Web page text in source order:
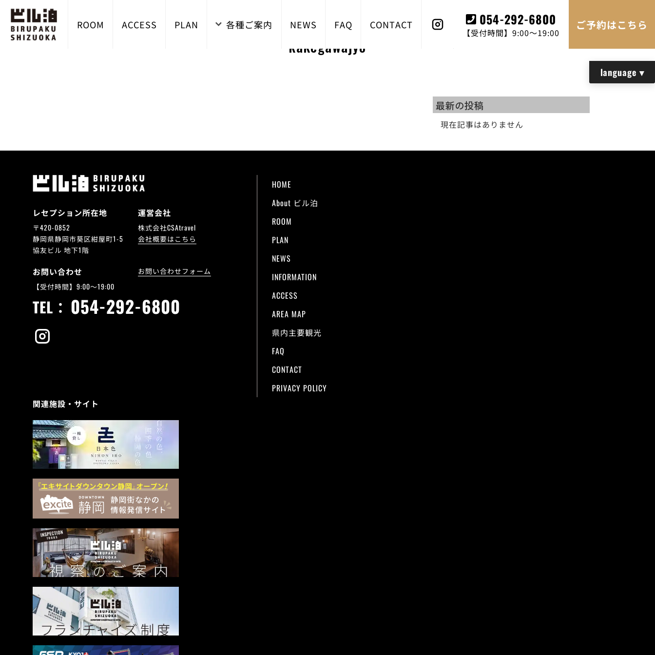
ROOM ACCESS PLAN 各種ご案内 NEWS FAQ CONTACT 054-292-6800
【受付時間】9:00～19:00
ご予約はこちら
kakegawajyo
最新の投稿
現在記事はありません
レセプション所在地
〒420-0852
静岡県静岡市葵区紺屋町1-5
協友ビル 地下1階
お問い合わせ
【受付時間】9:00～19:00
運営会社
株式会社CSAtravel
会社概要はこちら
お問い合わせフォーム
TEL： 054-292-6800
HOME
About ビル泊
ROOM
PLAN
NEWS
INFORMATION
ACCESS
AREA MAP
県内主要観光
FAQ
CONTACT
PRIVACY POLICY
関連施設・サイト